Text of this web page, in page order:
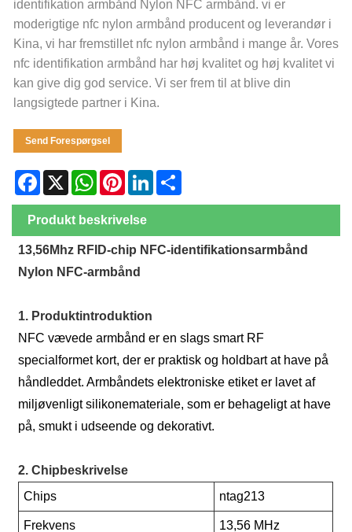
identifikation armbånd Nylon NFC armbånd. vi er
moderigtige nfc nylon armbånd producent og leverandør i
Kina, vi har fremstillet nfc nylon armbånd i mange år. Vores
nfc identifikation armbånd har høj kvalitet og høj kvalitet vi
kan give dig god service. Vi ser frem til at blive din
langsigtede partner i Kina.
Send Forespørgsel
Facebook
X WhatsApp
PinterestLinkedIn
Produkt beskrivelse
13,56Mhz RFID-chip NFC-identifikationsarmbånd
Nylon NFC-armbånd
1. Produktintroduktion
NFC vævede armbånd er en slags smart RF
specialformet kort, der er praktisk og holdbart at have på
håndleddet. Armbåndets elektroniske etiket er lavet af
miljøvenligt silikonemateriale, som er behageligt at have
på, smukt i udseende og dekorativt.
2. Chipbeskrivelse
Chips
ntag213
Frekvens 13,56 MHz